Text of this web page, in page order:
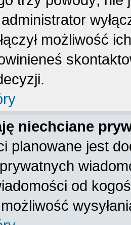
możliwość
niechciane
planowane jest
od